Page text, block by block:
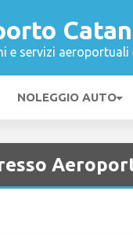
e servizi aeroportuali
NOLEGGIO AUTO